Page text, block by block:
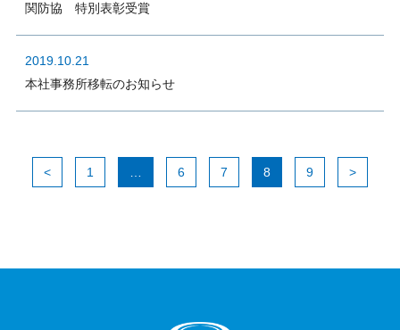
関防協 特別表彰受賞
2019.10.21
本社事務所移転のお知らせ
< 1 6 7 8 9 >